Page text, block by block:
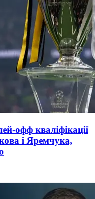
офф кваліфікації
і Яремчука,